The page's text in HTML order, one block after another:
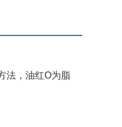
法，油红O为脂